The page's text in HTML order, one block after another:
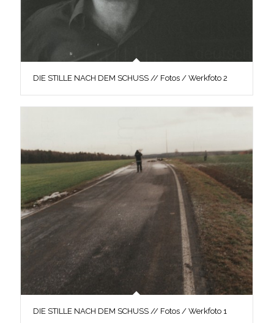
DIE STILLE NACH DEM SCHUSS // Fotos / Werkfoto 2
DIE STILLE NACH DEM SCHUSS // Fotos / Werkfoto 1